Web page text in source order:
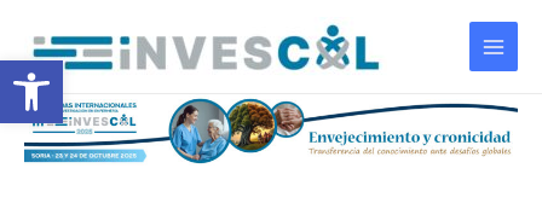
Abrir barra de herramientas
contenido
Main